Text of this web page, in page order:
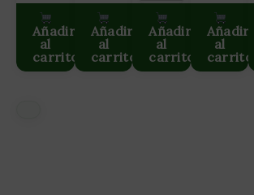
Añadir
al
carrito
Añadir
al
carrito
Añadir
al
carrito
Añadir
al
carrito